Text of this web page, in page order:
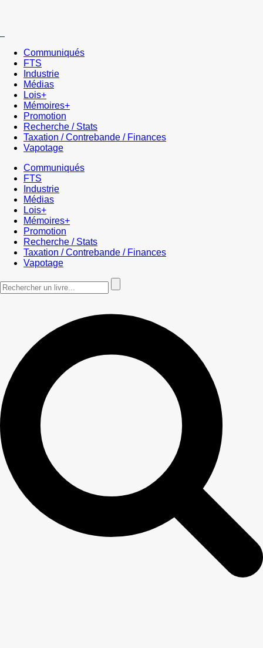
Communiqués
FTS
Industrie
Médias
Lois+
Mémoires+
Promotion
Recherche / Stats
Taxation / Contrebande / Finances
Vapotage
Communiqués
FTS
Industrie
Médias
Lois+
Mémoires+
Promotion
Recherche / Stats
Taxation / Contrebande / Finances
Vapotage